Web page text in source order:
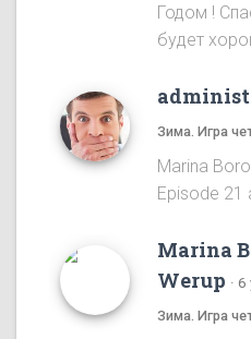
Годом !
будет
Зима. Игра
Marina
Episode 21
Marina
Werup · 6
Зима. Игра